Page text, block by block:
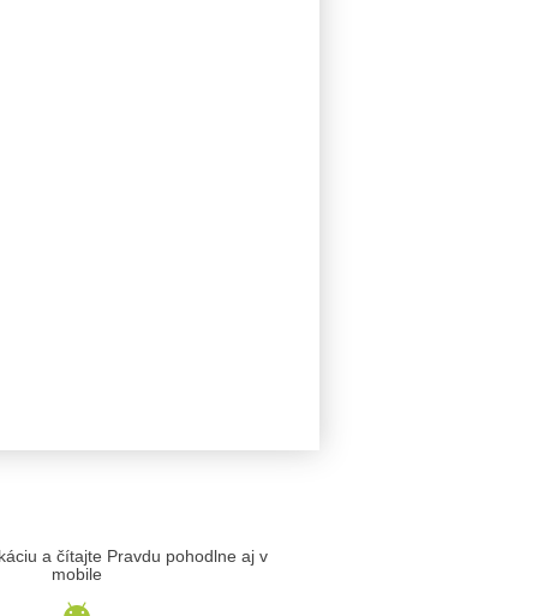
a čítajte Pravdu pohodlne aj v
mobile